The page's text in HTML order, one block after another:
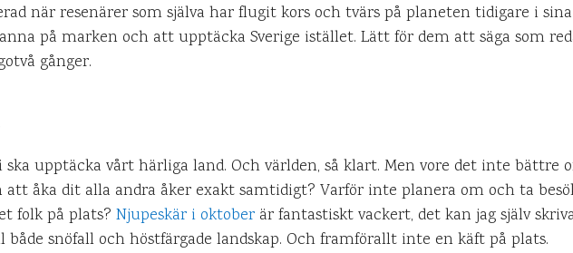
när resenärer som själva har flugit kors och tvärs på planeten tidigare i
på marken och att upptäcka Sverige istället. Lätt för dem att säga som
gånger.
upptäcka vårt härliga land. Och världen, så klart. Men vore det inte bättre
åka dit alla andra åker exakt samtidigt? Varför inte planera om och ta
folk på plats? Njupeskär i oktoberär fantastiskt vackert, det kan jag själv
snöfall och höstfärgade landskap. Och framförallt inte en käft på plats.